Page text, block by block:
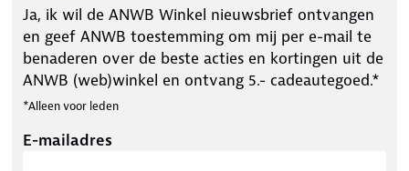
Ja, ik wil de ANWB Winkel nieuwsbrief ontvangen
en geef ANWB toestemming om mij per e-mail te
benaderen over de beste acties en kortingen uit de
ANWB (web)winkel en ontvang 5.- cadeautegoed.*
*Alleen voor leden
E-mailadres